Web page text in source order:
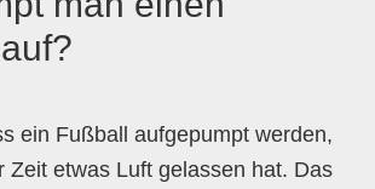
ein Fußball aufgepumpt werden,
Zeit etwas Luft gelassen hat. Das